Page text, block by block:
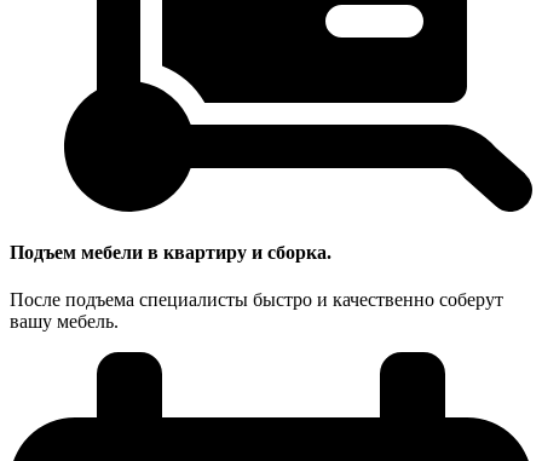
Подъем мебели в квартиру и сборка.
После подъема специалисты быстро и качественно соберут
вашу мебель.